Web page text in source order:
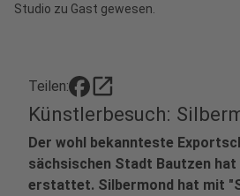
Studio zu Gast gewesen.
Teilen: open_in_new
Künstlerbesuch:
Der wohl bekannteste
sächsischen Stadt Bautzen hat
erstattet. Silbermond hat mit